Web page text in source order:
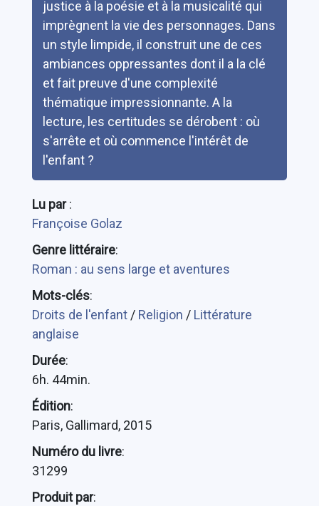
justice à la poésie et à la musicalité qui
imprègnent la vie des personnages. Dans
un style limpide, il construit une de ces
ambiances oppressantes dont il a la clé
et fait preuve d'une complexité
thématique impressionnante. A la
lecture, les certitudes se dérobent : où
s'arrête et où commence l'intérêt de
l'enfant ?
Lu par:
Françoise Golaz
Genre littéraire:
Roman : au sens large et aventures
Mots-clés:
Droits de l'enfant / Religion / Littérature
anglaise
Durée:
6h. 44min.
Édition:
Paris, Gallimard, 2015
Numéro du livre:
31299
Produit par: